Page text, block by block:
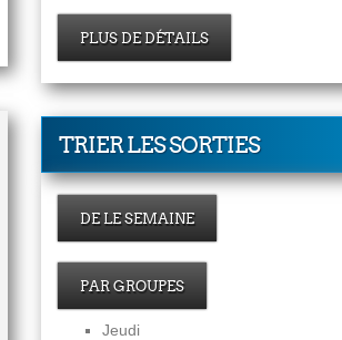
PLUS DE DÉTAILS
TRIER LES SORTIES
DE LE SEMAINE
PAR GROUPES
Jeudi